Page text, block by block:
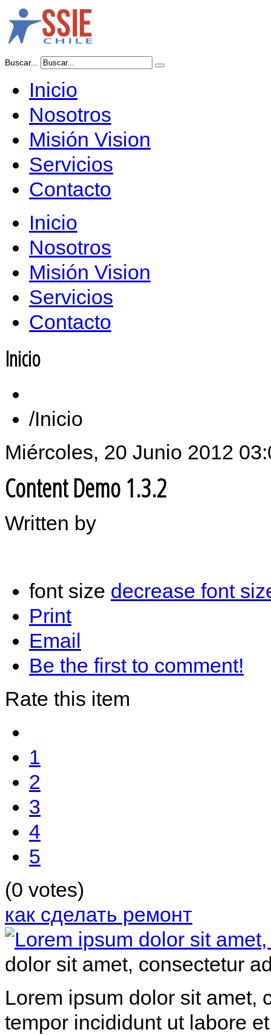
Buscar...
Inicio
Nosotros
Misión Vision
Servicios
Contacto
Inicio
Nosotros
Misión Vision
Servicios
Contacto
Inicio
Inicio
Miércoles, 20 Junio 2012
Content Demo 1.3.2
Written by
font size decrease font
Print
Email
Be the first to comment!
Rate this item
1
2
3
4
5
(0 votes)
как сделать ремонт
dolor sit amet, consectetur
Lorem ipsum dolor sit amet,
tempor incididunt ut labore